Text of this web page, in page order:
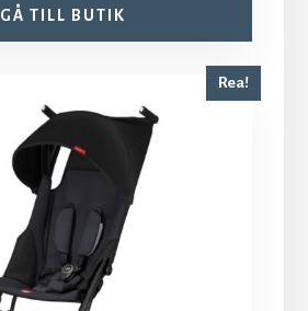
GÅ TILL BUTIK
Rea!